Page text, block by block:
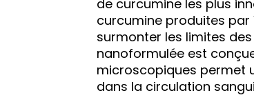
de curcumine les plus
curcumine produites
surmonter les limites
nanoformulée est
microscopiques permet
dans la circulation